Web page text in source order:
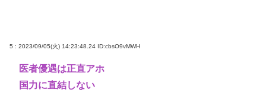
5 : 2023/09/05(火) 14:23:48.24 ID:cbsO9vMWH
医者優遇は正直アホ
国力に直結しない